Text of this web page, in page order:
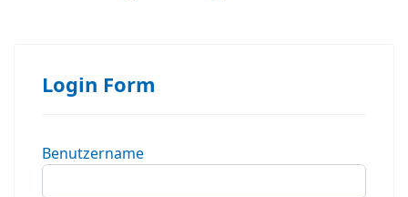
Login Form
Benutzername